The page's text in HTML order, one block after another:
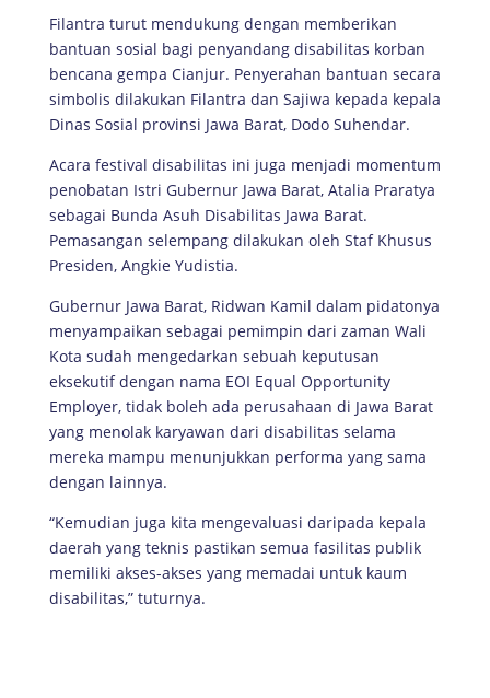
Filantra turut mendukung dengan memberikan
bantuan sosial bagi penyandang disabilitas korban
bencana gempa Cianjur. Penyerahan bantuan secara
simbolis dilakukan Filantra dan Sajiwa kepada kepala
Dinas Sosial provinsi Jawa Barat, Dodo Suhendar.
Acara festival disabilitas ini juga menjadi momentum
penobatan Istri Gubernur Jawa Barat, Atalia Praratya
sebagai Bunda Asuh Disabilitas Jawa Barat.
Pemasangan selempang dilakukan oleh Staf Khusus
Presiden, Angkie Yudistia.
Gubernur Jawa Barat, Ridwan Kamil dalam pidatonya
menyampaikan sebagai pemimpin dari zaman Wali
Kota sudah mengedarkan sebuah keputusan
eksekutif dengan nama EOI Equal Opportunity
Employer, tidak boleh ada perusahaan di Jawa Barat
yang menolak karyawan dari disabilitas selama
mereka mampu menunjukkan performa yang sama
dengan lainnya.
“Kemudian juga kita mengevaluasi daripada kepala
daerah yang teknis pastikan semua fasilitas publik
memiliki akses-akses yang memadai untuk kaum
disabilitas,” tuturnya.